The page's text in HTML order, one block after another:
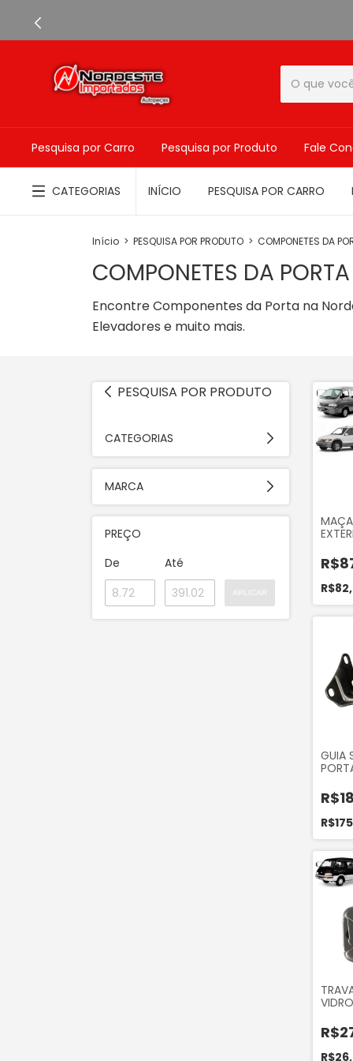
Pesquisa por Carro Pesquisa por Produto Fale
CATEGORIAS INÍCIO PESQUISA POR CARRO
Início > PESQUISA POR PRODUTO > COMPONETES DA
COMPONETES DA PORTA
Encontre Componentes da Porta na
Elevadores e muito mais.
PESQUISA POR PRODUTO
CATEGORIAS
MARCA
PREÇO
De
Até
2004
GUIA
DA
2012
5138